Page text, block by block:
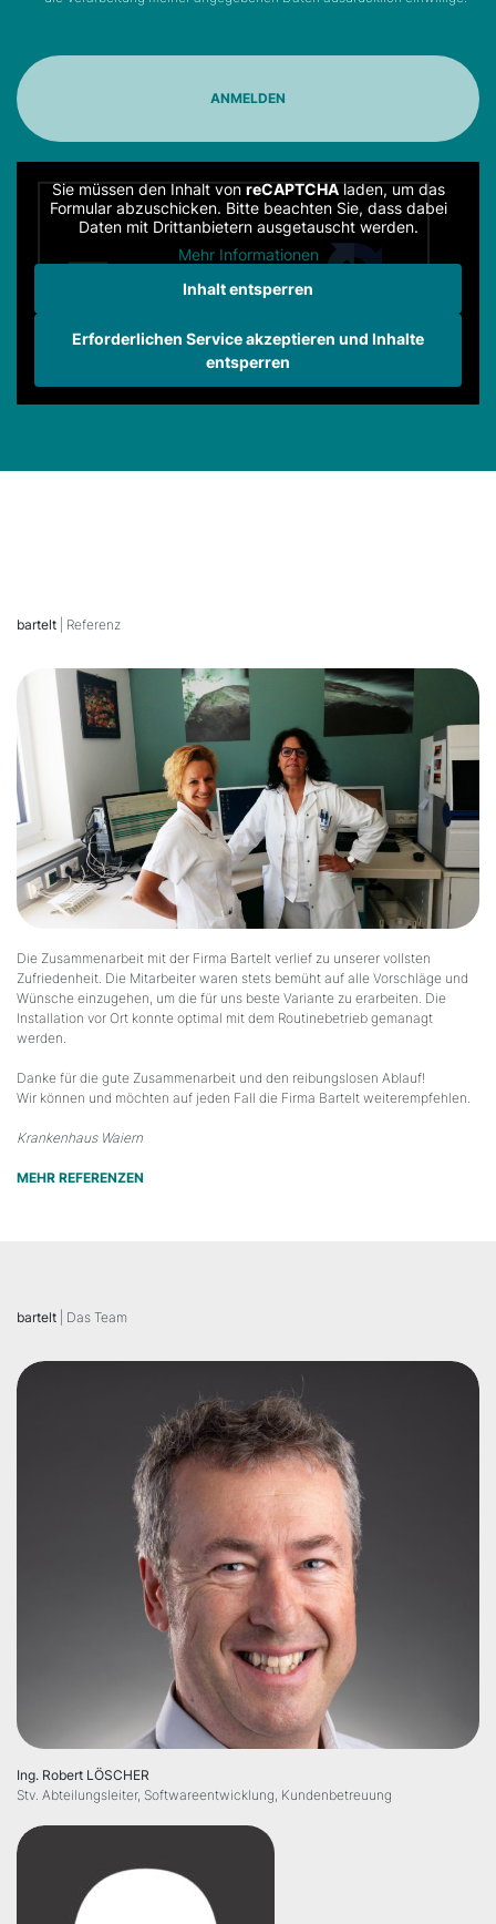
Sie müssen den Inhalt vonreCAPTCHAladen, um das
Formular abzuschicken. Bitte beachten Sie, dass dabei
Daten mit Drittanbietern ausgetauscht werden.
Mehr Informationen
Inhalt entsperren
Erforderlichen Service akzeptieren und Inhalte
entsperren
bartelt | Referenz
Die Zusammenarbeit mit der Firma Bartelt verlief zu unserer vollsten
Zufriedenheit. Die Mitarbeiter waren stets bemüht auf alle Vorschläge und
Wünsche einzugehen, um die für uns beste Variante zu erarbeiten. Die
Installation vor Ort konnte optimal mit dem Routinebetrieb gemanagt
werden.
Danke für die gute Zusammenarbeit und den reibungslosen Ablauf!
Wir können und möchten auf jeden Fall die Firma Bartelt weiterempfehlen.
Krankenhaus Waiern
MEHR REFERENZEN
bartelt | Das Team
Ing. Robert LÖSCHER
Stv. Abteilungsleiter, Softwareentwicklung, Kundenbetreuung